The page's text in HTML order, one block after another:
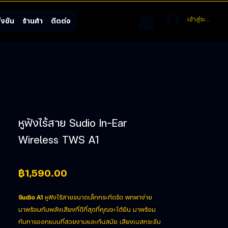
ขัน ร้านค้า ติดต่อ เข้าสู่ระบบ
หูฟังไร้สาย Sudio In-Ear
Wireless TWS A1
฿1,590.00
Sudio A1 หูฟังไร้สายขนาดเล็กกระทัดรัด พกพาง่าย
มาพร้อมกับพลังเสียงที่ดีที่สุดที่คุณจะได้ยิน มาพร้อม
กับการออกแบบที่สวยงามและทันสมัย เสียงเบสกระชับ